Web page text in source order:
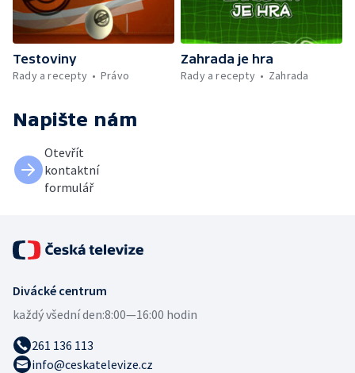
Testoviny
Rady a recepty
Právo
Zahrada je hra
Rady a recepty
Zahrada
Napište nám
Otevřít
kontaktní
formulář
Divácké centrum
každý všední den:8:00—16:00 hodin
261 136 113
info@ceskatelevize.cz